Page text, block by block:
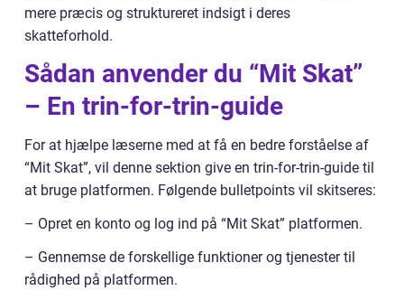
mere præcis og struktureret indsigt i deres
skatteforhold.
Sådan anvender du “Mit Skat”
– En trin-for-trin-guide
For at hjælpe læserne med at få en bedre forståelse af
“Mit Skat”, vil denne sektion give en trin-for-trin-guide til
at bruge platformen. Følgende bulletpoints vil skitseres:
– Opret en konto og log ind på “Mit Skat” platformen.
– Gennemse de forskellige funktioner og tjenester til
rådighed på platformen.